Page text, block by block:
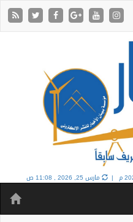
مارس 25, 2026 , 11:08 ص